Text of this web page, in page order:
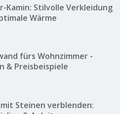
Kamin: Stilvolle Verkleidung
Wärme
fürs Wohnzimmer -
& Preisbeispiele
Steinen verblenden: